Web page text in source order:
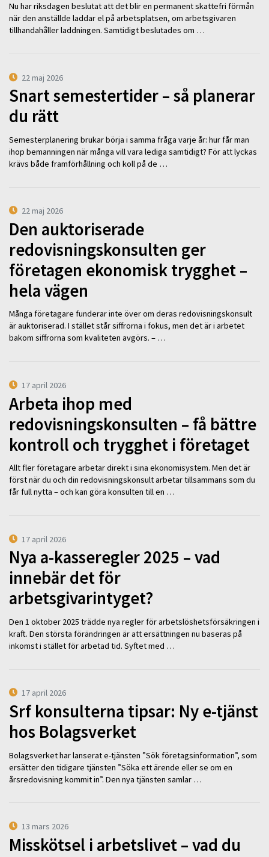
Nu har riksdagen beslutat att det blir en permanent skattefri förmån
när den anställde laddar el på arbetsplatsen, om arbetsgivaren
tillhandahåller laddningen. Samtidigt beslutades om …
22 maj 2026
Snart semestertider – så planerar
du rätt
Semesterplanering brukar börja i samma fråga varje år: hur får man
ihop bemanningen när många vill vara lediga samtidigt? För att lyckas
krävs både framförhållning och koll på de …
22 maj 2026
Den auktoriserade
redovisningskonsulten ger
företagen ekonomisk trygghet –
hela vägen
Många företagare funderar inte över om deras redovisningskonsult
är auktoriserad. I stället står siffrorna i fokus, men det är i arbetet
bakom siffrorna som kvaliteten avgörs. – …
17 april 2026
Arbeta ihop med
redovisningskonsulten – få bättre
kontroll och trygghet i företaget
Allt fler företagare arbetar direkt i sina ekonomisystem. Men det är
först när du och din redovisningskonsult arbetar tillsammans som du
får full nytta – och kan göra konsulten till en …
17 april 2026
Nya a-kasseregler 2025 – vad
innebär det för
arbetsgivarintyget?
Den 1 oktober 2025 trädde nya regler för arbetslöshetsförsäkringen i
kraft. Den största förändringen är att ersättningen nu baseras på
inkomst i stället för arbetad tid. Syftet med …
17 april 2026
Srf konsulterna tipsar: Ny e-tjänst
hos Bolagsverket
Bolagsverket har lanserat e-tjänsten ”Sök företagsinformation”, som
ersätter den tidigare tjänsten ”Söka ett ärende eller se om en
årsredovisning kommit in”. Den nya tjänsten samlar …
13 mars 2026
Misskötsel i arbetslivet – vad du